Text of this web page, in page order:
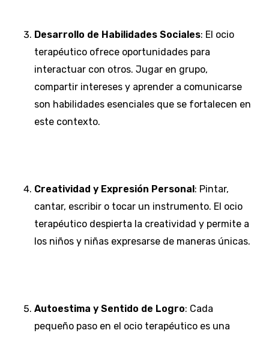
Desarrollo de Habilidades Sociales: El ocio
terapéutico ofrece oportunidades para
interactuar con otros. Jugar en grupo,
compartir intereses y aprender a comunicarse
son habilidades esenciales que se fortalecen en
este contexto.
Creatividad y Expresión Personal: Pintar,
cantar, escribir o tocar un instrumento. El ocio
terapéutico despierta la creatividad y permite a
los niños y niñas expresarse de maneras únicas.
Autoestima y Sentido de Logro: Cada
pequeño paso en el ocio terapéutico es una